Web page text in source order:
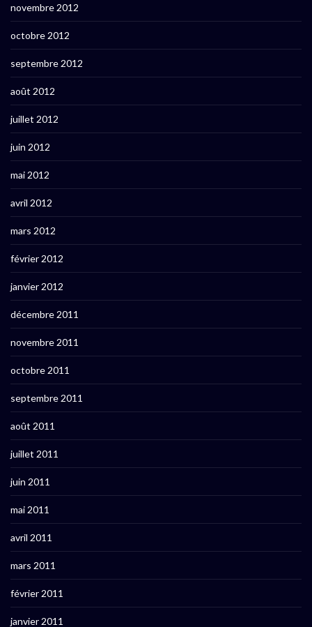
novembre 2012
octobre 2012
septembre 2012
août 2012
juillet 2012
juin 2012
mai 2012
avril 2012
mars 2012
février 2012
janvier 2012
décembre 2011
novembre 2011
octobre 2011
septembre 2011
août 2011
juillet 2011
juin 2011
mai 2011
avril 2011
mars 2011
février 2011
janvier 2011